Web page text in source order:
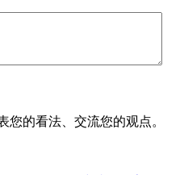
的看法、交流您的观点。